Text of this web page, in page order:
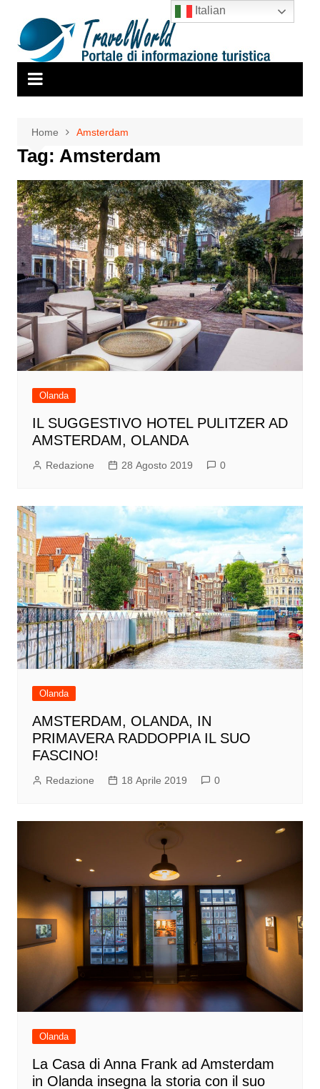
contenuto
Home Amsterdam
Tag: Amsterdam
Olanda
IL SUGGESTIVO HOTEL PULITZER AD
AMSTERDAM, OLANDA
Redazione 28 Agosto 2019 0
Olanda
AMSTERDAM, OLANDA, IN
PRIMAVERA RADDOPPIA IL SUO
FASCINO!
Redazione 18 Aprile 2019 0
Olanda
La Casa di Anna Frank ad Amsterdam
in Olanda insegna la storia con il suo
Italian